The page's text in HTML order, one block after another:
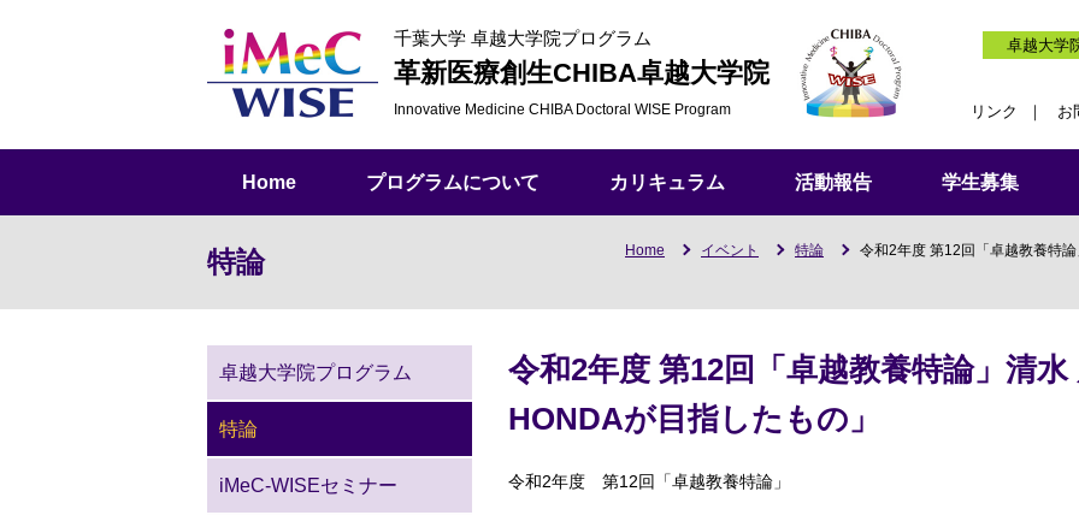
千葉大学 卓越大学院プログラム
革新医療創生CHIBA卓越大学院
Innovative Medicine CHIBA Doctoral WISE Program
卓越大学
リンク お
Home プログラムについて カリキュラム 活動報告 学生募集
特論 Home イベント 特論 令和2年度 第12回「卓越教養特
令和2年度 第12回「卓越教養特論」清
HONDAが目指したもの」
令和2年度 第12回「卓越教養特論」
卓越大学院プログラム
特論
iMeC-WISEセミナー